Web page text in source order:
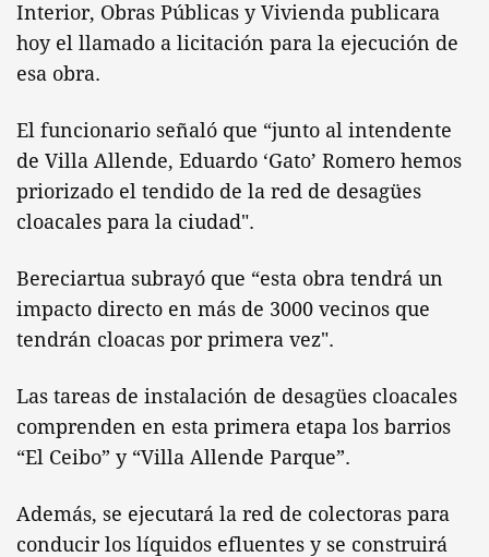
Interior, Obras Públicas y Vivienda publicara
hoy el llamado a licitación para la ejecución de
esa obra.
El funcionario señaló que “junto al intendente
de Villa Allende, Eduardo ‘Gato’ Romero hemos
priorizado el tendido de la red de desagües
cloacales para la ciudad".
Bereciartua subrayó que “esta obra tendrá un
impacto directo en más de 3000 vecinos que
tendrán cloacas por primera vez".
Las tareas de instalación de desagües cloacales
comprenden en esta primera etapa los barrios
“El Ceibo” y “Villa Allende Parque”.
Además, se ejecutará la red de colectoras para
conducir los líquidos efluentes y se construirá